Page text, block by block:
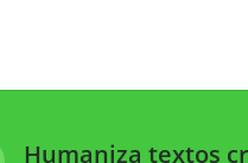
Humaniza textos